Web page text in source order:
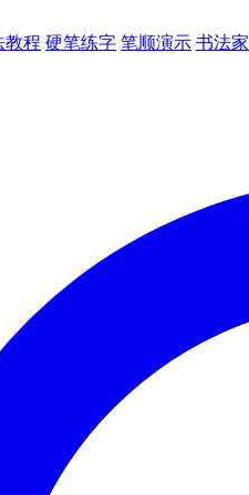
教程 硬笔练字 笔顺演示 书法家